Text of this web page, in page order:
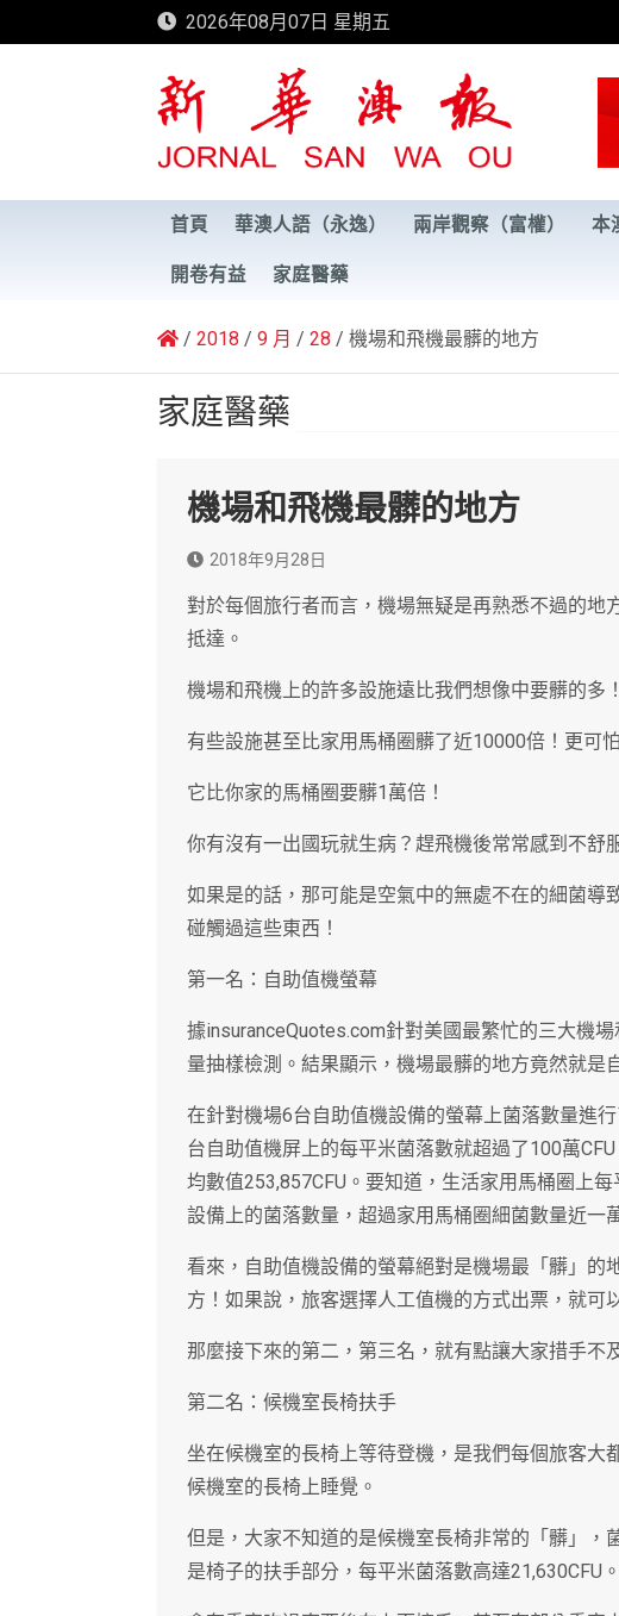
to
2026年08月07日 星期五
新華澳報
首頁 華澳人語（永逸） 兩岸觀察（富權） 本
開卷有益 家庭醫藥
2018 9 月 28 機場和飛機最髒的地方
家庭醫藥
機場和飛機最髒的地方
2018年9月28日
對於每個旅行者而言，機場無疑是再熟悉不過的地
抵達。
機場和飛機上的許多設施遠比我們想像中要髒的多！
有些設施甚至比家用馬桶圈髒了近10000倍！更可
它比你家的馬桶圈要髒1萬倍！
你有沒有一出國玩就生病？趕飛機後常常感到不舒
如果是的話，那可能是空氣中的無處不在的細菌導
碰觸過這些東西！
第一名：自助值機螢幕
據insuranceQuotes.com針對美國最繁忙的三大機
量抽樣檢測。結果顯示，機場最髒的地方竟然就是
在針對機場6台自助值機設備的螢幕上菌落數量進
台自助值機屏上的每平米菌落數就超過了100萬
均數值253,857CFU。要知道，生活家用馬桶圈上
設備上的菌落數量，超過家用馬桶圈細菌數量近一
看來，自助值機設備的螢幕絕對是機場最「髒」的
方！如果說，旅客選擇人工值機的方式出票，就可
那麼接下來的第二，第三名，就有點讓大家措手不
第二名：候機室長椅扶手
坐在候機室的長椅上等待登機，是我們每個旅客大
候機室的長椅上睡覺。
但是，大家不知道的是候機室長椅非常的「髒」，
是椅子的扶手部分，每平米菌落數高達21,630CFU。